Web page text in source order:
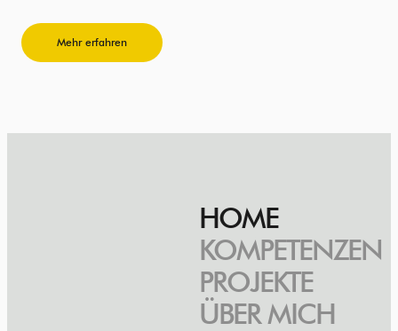
Mehr erfahren
HOME
KOMPETENZEN
PROJEKTE
ÜBER MICH